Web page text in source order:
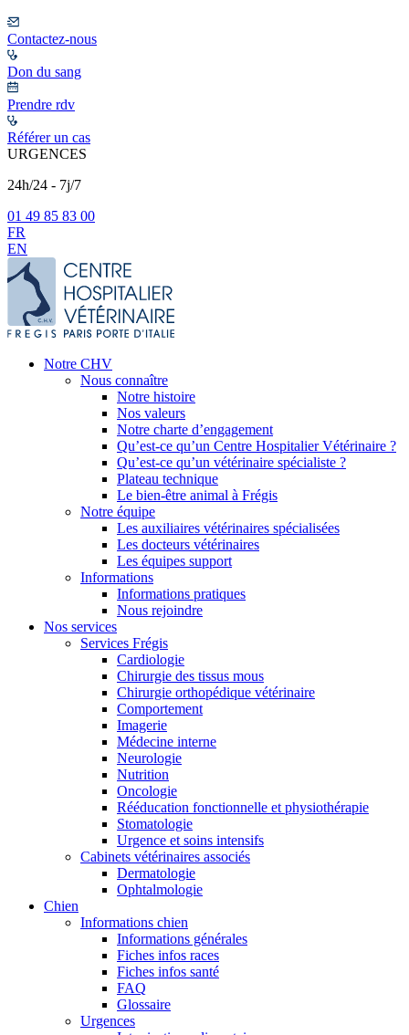
Contactez-nous
Don du sang
Prendre rdv
Référer un cas
URGENCES
24h/24 - 7j/7
01 49 85 83 00
FR
EN
Notre CHV
Nous connaître
Notre histoire
Nos valeurs
Notre charte d’engagement
Qu’est-ce qu’un Centre Hospitalier Vétérinaire ?
Qu’est-ce qu’un vétérinaire spécialiste ?
Plateau technique
Le bien-être animal à Frégis
Notre équipe
Les auxiliaires vétérinaires spécialisées
Les docteurs vétérinaires
Les équipes support
Informations
Informations pratiques
Nous rejoindre
Nos services
Services Frégis
Cardiologie
Chirurgie des tissus mous
Chirurgie orthopédique vétérinaire
Comportement
Imagerie
Médecine interne
Neurologie
Nutrition
Oncologie
Rééducation fonctionnelle et physiothérapie
Stomatologie
Urgence et soins intensifs
Cabinets vétérinaires associés
Dermatologie
Ophtalmologie
Chien
Informations chien
Informations générales
Fiches infos races
Fiches infos santé
FAQ
Glossaire
Urgences